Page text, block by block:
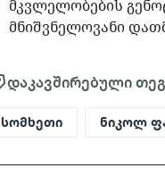
მკვლელობების
მნიშვნელოვანი
დაკავშირებული
სომხეთი ნიკოლ